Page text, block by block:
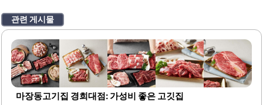
관련 게시물
마장동고기집 경희대점: 가성비 좋은 고깃집